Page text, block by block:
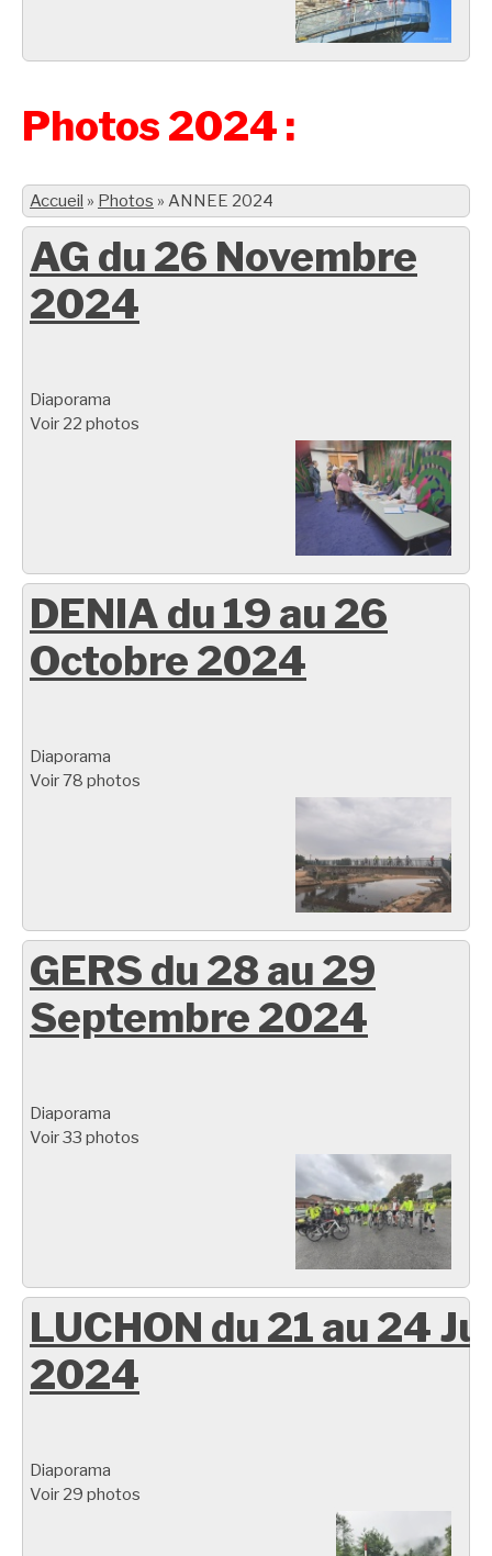
Photos 2024 :
Accueil » Photos » ANNEE 2024
AG du 26 Novembre
2024
Diaporama
Voir 22 photos
DENIA du 19 au 26
Octobre 2024
Diaporama
Voir 78 photos
GERS du 28 au 29
Septembre 2024
Diaporama
Voir 33 photos
LUCHON du 21 au 24
2024
Diaporama
Voir 29 photos